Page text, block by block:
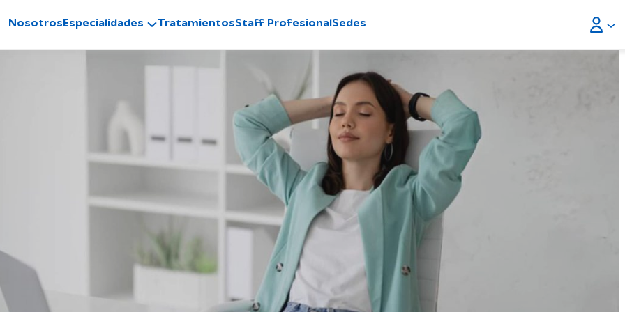
NosotrosEspecialidades TratamientosStaff ProfesionalSedes